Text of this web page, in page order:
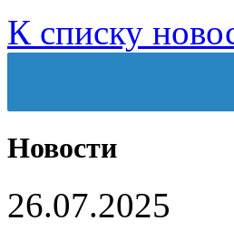
К списку
Новости
26.07.2025